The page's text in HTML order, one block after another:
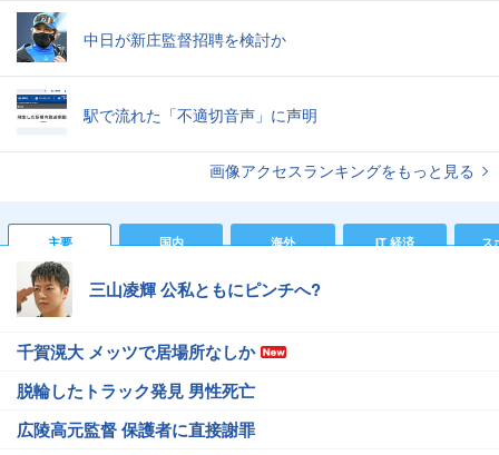
中日が新庄監督招聘を検討か
駅で流れた「不適切音声」に声明
画像アクセスランキングをもっと見る
主要 国内 海外 IT 経済 ス
三山凌輝 公私ともにピンチへ?
千賀滉大 メッツで居場所なしか
脱輪したトラック発見 男性死亡
広陵高元監督 保護者に直接謝罪